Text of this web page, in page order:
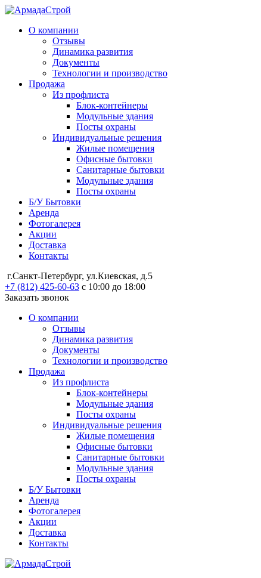
О компании
Отзывы
Динамика развития
Документы
Технологии и производство
Продажа
Из профлиста
Блок-контейнеры
Модульные здания
Посты охраны
Индивидуальные решения
Жилые помещения
Офисные бытовки
Санитарные бытовки
Модульные здания
Посты охраны
Б/У Бытовки
Аренда
Фотогалерея
Акции
Доставка
Контакты
г.Санкт-Петербург, ул.Киевская, д.5
+7 (812) 425-60-63 с 10:00 до 18:00
Заказать звонок
О компании
Отзывы
Динамика развития
Документы
Технологии и производство
Продажа
Из профлиста
Блок-контейнеры
Модульные здания
Посты охраны
Индивидуальные решения
Жилые помещения
Офисные бытовки
Санитарные бытовки
Модульные здания
Посты охраны
Б/У Бытовки
Аренда
Фотогалерея
Акции
Доставка
Контакты